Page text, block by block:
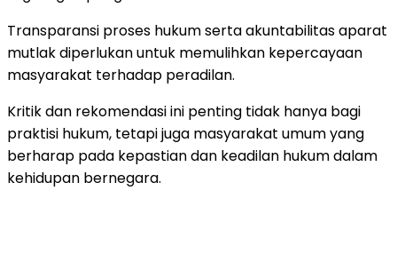
Transparansi proses hukum serta akuntabilitas aparat
mutlak diperlukan untuk memulihkan kepercayaan
masyarakat terhadap peradilan.
Kritik dan rekomendasi ini penting tidak hanya bagi
praktisi hukum, tetapi juga masyarakat umum yang
berharap pada kepastian dan keadilan hukum dalam
kehidupan bernegara.